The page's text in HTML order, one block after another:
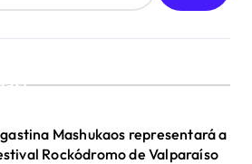
Mashukaos representará a
Rockódromo de Valparaíso